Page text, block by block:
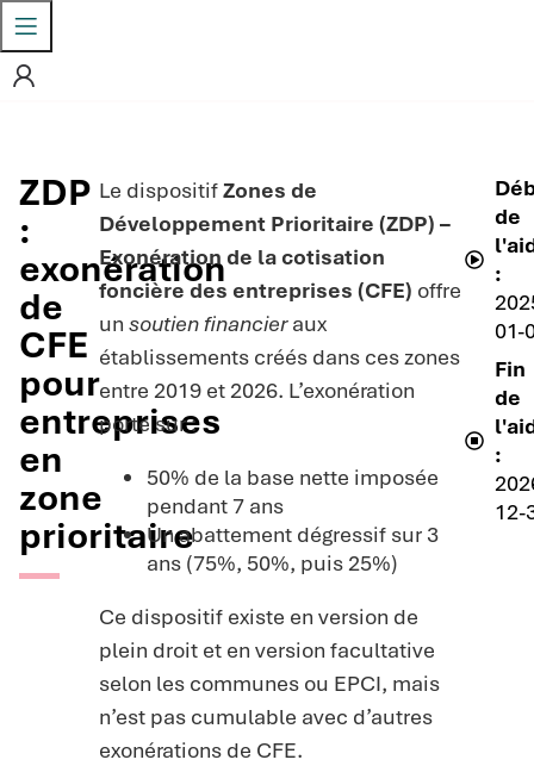
ZDP
:
exonération
de
CFE
pour
entreprises
en
zone
prioritaire
Le dispositifZones de
Développement Prioritaire (ZDP) –
Exonération de la cotisation
foncière des entreprises (CFE) offre
unsoutien financieraux
établissements créés dans ces zones
entre 2019 et 2026. L’exonération
porte sur :
50% de la base nette imposée
pendant 7 ans
Un abattement dégressif sur 3
ans (75%, 50%, puis 25%)
Ce dispositif existe en version de
plein droit et en version facultative
selon les communes ou EPCI, mais
n’est pas cumulable avec d’autres
exonérations de CFE.
de
:
01-
Fin
de
:
12-